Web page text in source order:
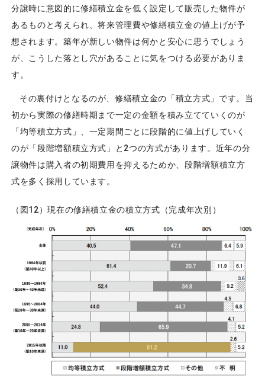
分譲時に意図的に修繕積立金を低く設定して販売した物件が
あるものと考えられ、将来管理費や修繕積立金の値上げが予
想されます。築年が新しい物件は何かと安心に思うでしょう
が、こうした落とし穴があることに気をつける必要がありま
す。
その裏付けとなるのが、修繕積立金の「積立方式」です。当
初から実際の修繕時期まで一定の金額を積み立てていくのが
「均等積立方式」、一定期間ごとに段階的に値上げしていく
のが「段階増額積立方式」と2つの方式があります。近年の分
譲物件は購入者の初期費用を抑えるためか、段階増額積立方
式を多く採用しています。
（図12）現在の修繕積立金の積立方式（完成年次別）